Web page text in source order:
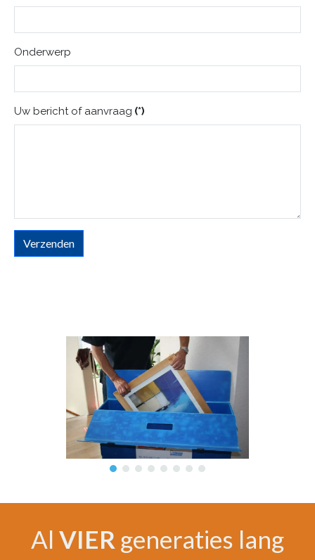
Onderwerp
Uw bericht of aanvraag (*)
Verzenden
Al VIER generaties lang